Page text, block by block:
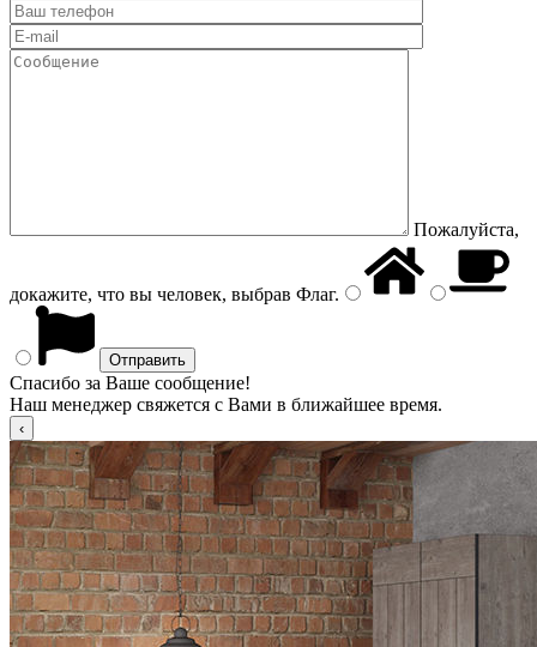
Пожалуйста,
докажите, что вы человек, выбрав Флаг.
Спасибо за Ваше сообщение!
Наш менеджер свяжется с Вами в ближайшее время.